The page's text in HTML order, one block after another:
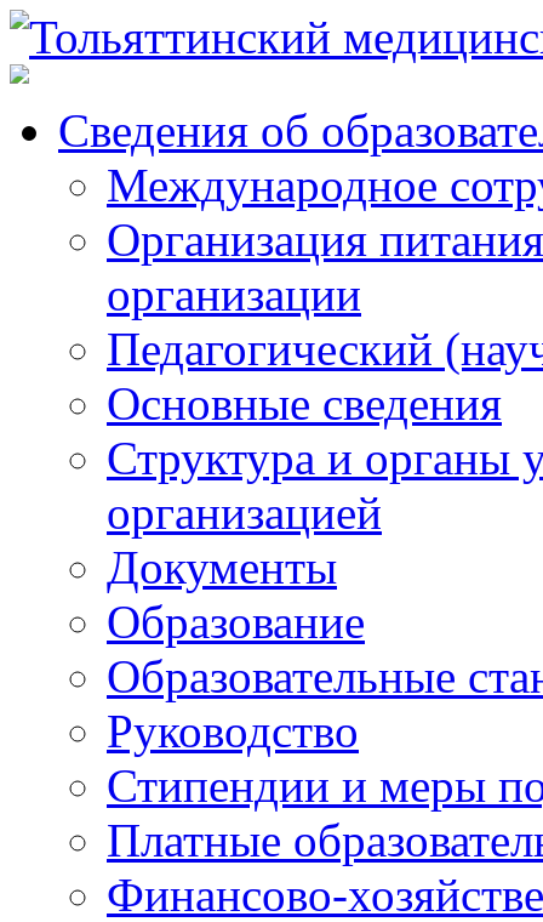
Сведения об
Международное
Организация
организации
Педагогический
Основные сведения
Структура и органы
организацией
Документы
Образование
Образовательные
Руководство
Стипендии и меры
Платные
Финансово-